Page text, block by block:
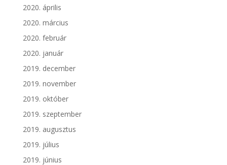
2020. április
2020. március
2020. február
2020. január
2019. december
2019. november
2019. október
2019. szeptember
2019. augusztus
2019. július
2019. június